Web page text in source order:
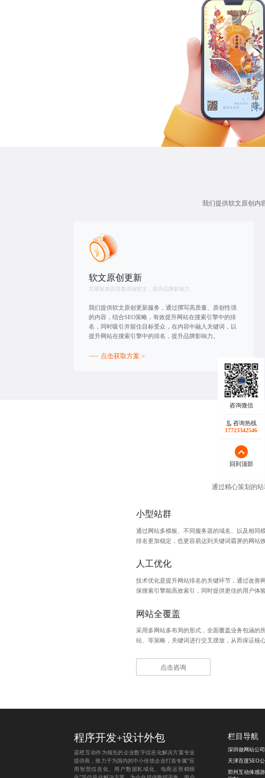
我们提供软文原创内
软文原创更新
定期发布高质量原创软文，提升品牌影响力
我们提供软文原创更新服务，通过撰写高质量、原创性强
的内容，结合SEO策略，有效提升网站在搜索引擎中的排
名，同时吸引并留住目标受众，在内容中融入关键词，以
提升网站在搜索引擎中的排名，提升品牌影响力。
点击获取方案 >
通过精心策划的
小型站群
通过网站多模板、不同服务器的域名、以及相同
排名更加稳定，也更容易达到关键词霸屏的网站
人工优化
技术优化是提升网站排名的关键环节，通过改善
保搜索引擎能高效索引，同时提供更佳的用户体
网站全覆盖
采用多网站多布局的形式，全面覆盖业务包涵的
站、等策略，关键词进行交叉摆放，从而保证核
点击咨询
咨询热线
17723342546
回到顶部
程序开发+设计外包
蓝橙互动作为领先的企业数字信息化解决方案专业
提供商，致力于为国内的中小传统企业打造专属“应
用智慧信息化、用户数据私域化、电商运营精细
栏目导航
深圳做网站公司
天津百度SEO
郑州互动体感